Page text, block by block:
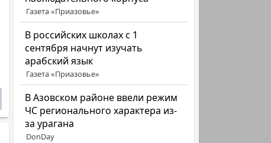
Газета «Приазовье»
В российских школах с 1
сентября начнут изучать
арабский язык
Газета «Приазовье»
В Азовском районе ввели режим
ЧС регионального характера из-
за урагана
DonDay